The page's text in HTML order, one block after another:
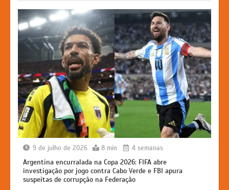
k
er
9 de julho de 2026 8 min 4 semanas
Argentina encurralada na Copa 2026: FIFA abre
investigação por jogo contra Cabo Verde e FBI apura
suspeitas de corrupção na Federação